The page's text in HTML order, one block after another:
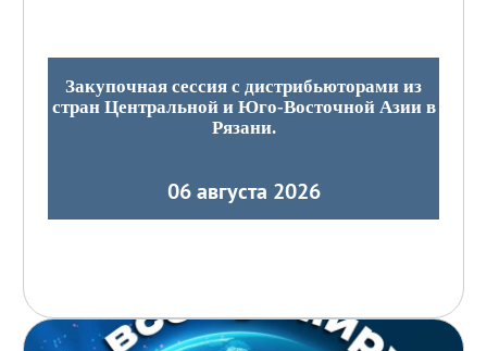
Закупочная сессия с дистрибьюторами из
стран Центральной и Юго-Восточной Азии в
Рязани.
06 августа 2026